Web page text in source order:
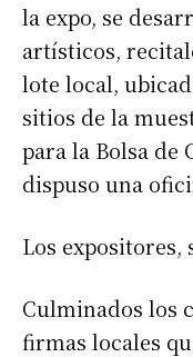
la expo, se
artísticos,
lote local,
sitios de la
para la Bolsa de
dispuso una
Los expositores,
Culminados los
firmas locales